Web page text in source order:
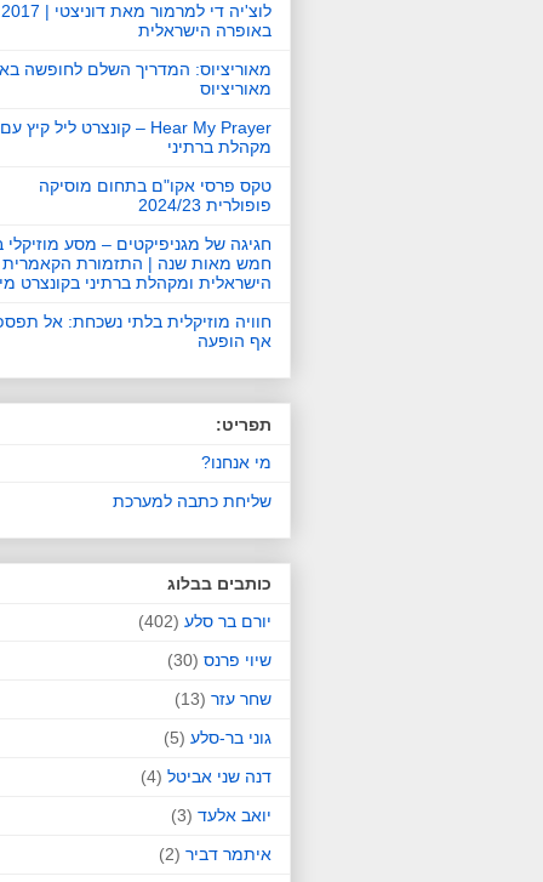
לוצ'יה די למרמור מאת דוניצטי | 2017
באופרה הישראלית
מאוריציוס: המדריך השלם לחופשה
מאוריציוס
Hear My Prayer – קונצרט ליל קיץ עם
מקהלת ברתיני
טקס פרסי אקו"ם בתחום מוסיקה
פופולרית 2024/23
חגיגה של מגניפיקטים – מסע מוזיקלי
חמש מאות שנה | התזמורת הקאמרית
הישראלית ומקהלת ברתיני בקונצרט
חוויה מוזיקלית בלתי נשכחת: אל
אף הופעה
תפריט:
מי אנחנו?
שליחת כתבה למערכת
כותבים בבלוג
יורם בר סלע (402)
שיוי פרנס (30)
שחר עזר (13)
גוני בר-סלע (5)
דנה שני אביטל (4)
יואב אלעד (3)
איתמר דביר (2)